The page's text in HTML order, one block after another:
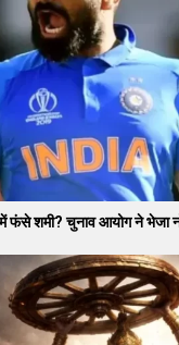
में फंसे शमी? चुनाव आयोग ने भेजा